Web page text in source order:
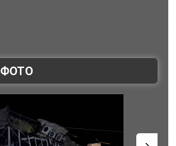
ФОТО